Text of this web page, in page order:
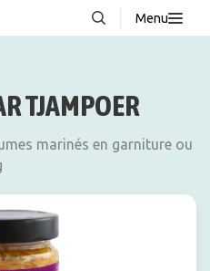
Menu
TJAMPOER
marinés en garniture ou